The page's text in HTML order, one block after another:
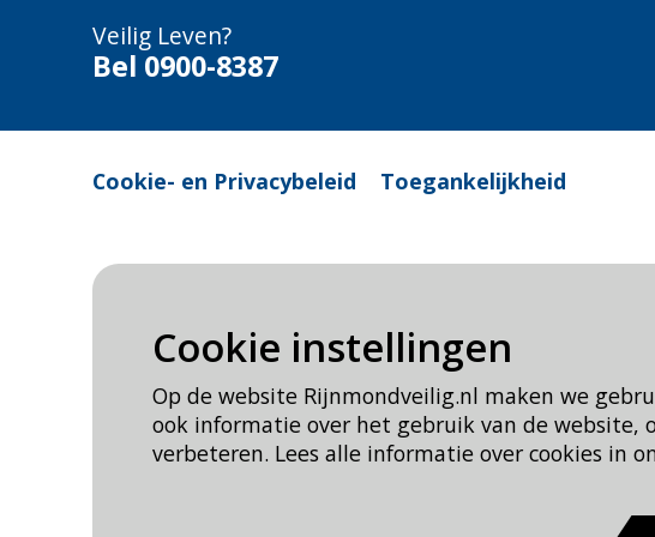
Cookie instellingen
Op de website Rijnmondveilig.nl maken we
ook informatie over het gebruik van de website,
verbeteren. Lees alle informatie over cookies in
Veilig Leven?
Bel 0900-8387
Cookie- en Privacybeleid Toegankelijkheid